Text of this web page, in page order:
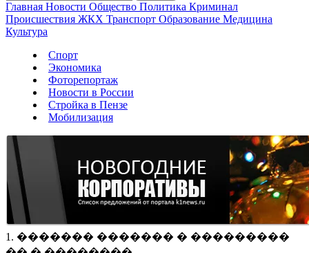
Главная Новости Общество Политика Криминал
Происшествия ЖКХ Транспорт Образование Медицина
Культура
Спорт
Экономика
Фоторепортаж
Новости в России
Стройка в Пензе
Мобилизация
1. ������� ������� � ���������